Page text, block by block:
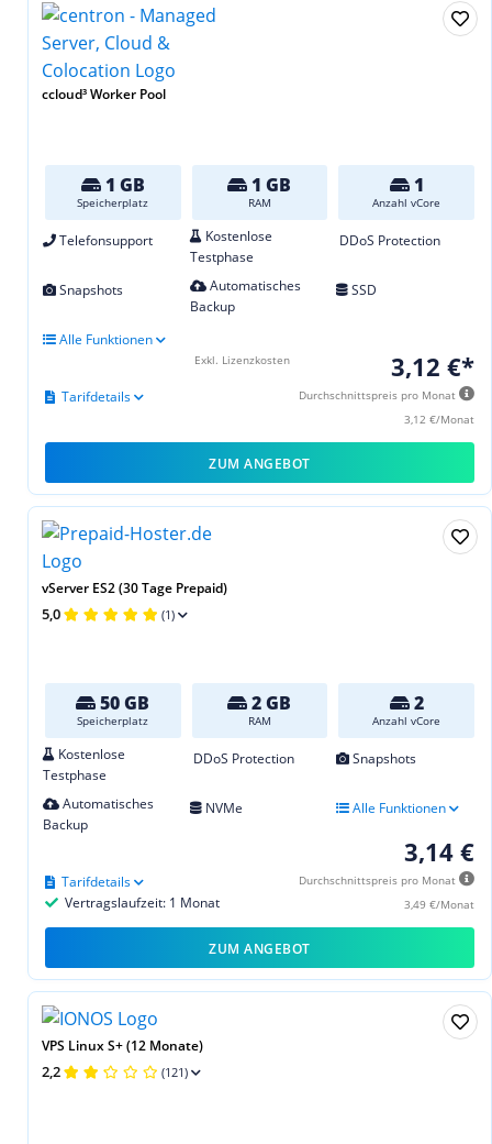
ccloud³ Worker Pool
1 GB
Speicherplatz
1 GB
RAM
1
Anzahl vCore
Telefonsupport
Kostenlose
Testphase
DDoS Protection
Snapshots
Automatisches
Backup
SSD
Alle Funktionen
3,12 €*
Durchschnittspreis pro Monat
3,12 €/Monat
Tarifdetails
Exkl. Lizenzkosten
ZUM ANGEBOT
vServer ES2 (30 Tage Prepaid)
5,0 (1)
50 GB
Speicherplatz
2 GB
RAM
2
Anzahl vCore
Kostenlose
Testphase
DDoS Protection Snapshots
Automatisches
Backup
NVMe Alle Funktionen
3,14 €
Durchschnittspreis pro Monat
3,49 €/Monat
Vertragslaufzeit: 1 Monat
Tarifdetails
ZUM ANGEBOT
VPS Linux S+ (12 Monate)
2,2 (121)